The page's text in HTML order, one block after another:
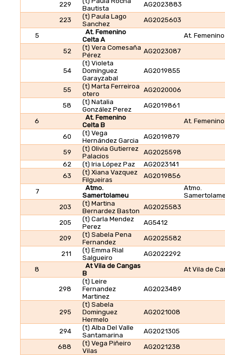
229
Bautista
AG2023883
223
(t) Paula Lago
Sanchez
AG2025603
5
At. Femenino
Celta A
At.
52
(t) Vera Comesaña
Pérez
AG2023087
54
(t) Violeta
Domínguez
Garayzabal
AG2019855
55
(t) Marta Ferreiroa
otero
AG2020006
58
(t) Natalia
González Perez
AG2019861
6
At. Femenino
Celta B
At.
60
(t) Vega
Hernández Garcia
AG2019879
59
(t) Olivia Gutierrez
Palacios
AG2025598
62
(t) Iria López Paz
AG2023141
63
(t) Xiana Vazquez
Filgueiras
AG2019856
7
Atmo.
Samertolameu
Atmo.
203
(t) Martina
Bernardez Baston
AG2025583
205
(t) Carla Mendez
Perez
AG5412
209
(t) Sabela Pena
Fernandez
AG2025582
211
(t) Emma Rial
Salgueiro
AG2022292
8
At Vila de Cangas
B
At Vila de
298
(t) Leire
Fernandez
Martinez
AG2023489
295
(t) Sabela
Dominguez
Hermelo
AG2021008
294
(t) Alba Del Valle
Santamarina
AG2021305
688
(t) Vega Piñeiro
Vilas
AG2021238